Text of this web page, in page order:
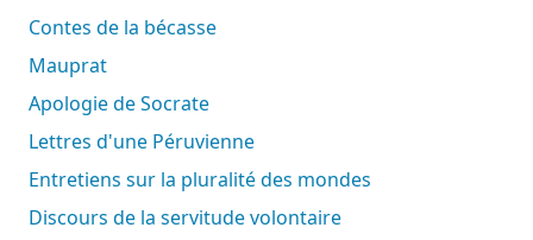
Contes de la bécasse
Mauprat
Apologie de Socrate
Lettres d'une Péruvienne
Entretiens sur la pluralité des mondes
Discours de la servitude volontaire